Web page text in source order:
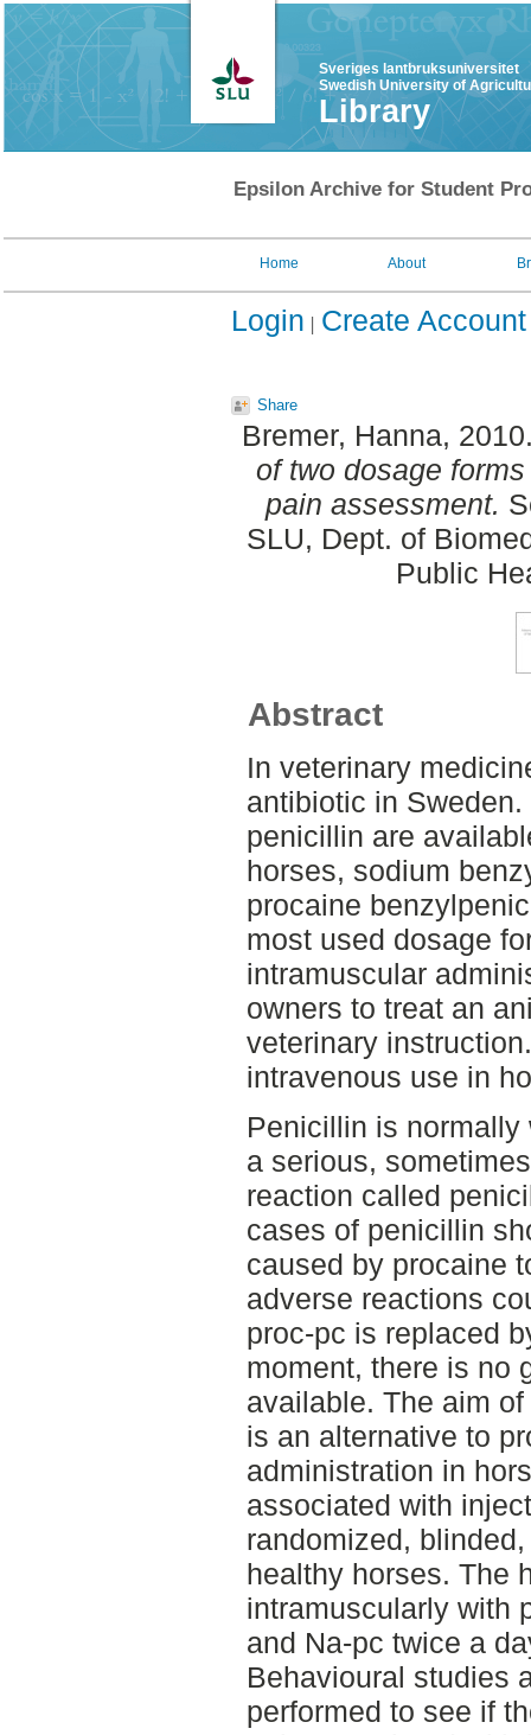
Sveriges lantbruksuniversitet
Swedish University of
Library
Epsilon Archive for Student
Home About
Login Create Account
Share
Bremer, Hanna,
of two dosage
pain assessment.
SLU, Dept. of
Public
Abstract
In veterinary
antibiotic in
penicillin are
horses, sodium
procaine
most used dosage
intramuscular
owners to treat an
veterinary
intravenous use in
Penicillin is
a serious,
reaction called
cases of penicillin
caused by procaine
adverse reactions
proc-pc is replaced
moment, there is no
available. The aim
is an alternative to
administration in
associated with
randomized,
healthy horses. The
intramuscularly with
and Na-pc twice a
Behavioural studies
performed to see if